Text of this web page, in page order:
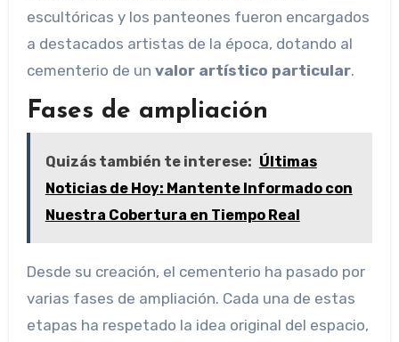
escultóricas y los panteones fueron encargados
a destacados artistas de la época, dotando al
cementerio de un valor artístico particular.
Fases de ampliación
Quizás también te interese: Últimas
Noticias de Hoy: Mantente Informado con
Nuestra Cobertura en Tiempo Real
Desde su creación, el cementerio ha pasado por
varias fases de ampliación. Cada una de estas
etapas ha respetado la idea original del espacio,